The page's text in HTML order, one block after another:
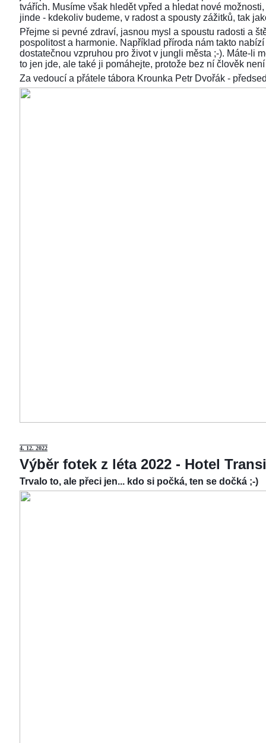
tvářích. Musíme však hledět vpřed a hledat nové
jinde - kdekoliv budeme, v radost a spousty zážitků, tak
Přejme si pevné zdraví, jasnou mysl a spoustu radosti a
pospolitost a harmonie. Například příroda nám takto
dostatečnou vzpruhou pro život v jungli města ;-). Máte-li
to jen jde, ale také ji pomáhejte, protože bez ní člověk
Za vedoucí a přátele tábora Krounka Petr Dvořák -
4. 12. 2022
Výběr fotek z léta 2022 - Hotel
Trvalo to, ale přeci jen... kdo si počká, ten se dočká ;-)